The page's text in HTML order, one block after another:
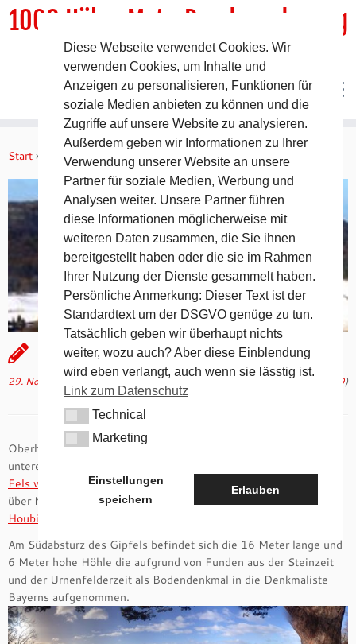
Inhalt
1000 HöhenMeterRundwanderweg
DER Rundwanderweg um Pommelsbrunn
Start » Geographisches » Hohler Fels von Happurg
Hohler Fels von Happurg
29. November 2015 Geographisches 31. Juli 2019)
Oberhalb vonHappurg , in Richtung
unterem Staubecken, findet man eine Karsthöhle – der
Fels von Happurg. Die nach Süden offene Höhle liegt auf 546 m
über NN und ist ein Teil der ehemaligenkeltischen Wehranlage
Houbirg
Am Südabsturz des Gipfels befindet sich die 16 Meter lange und
6 Meter hohe Höhle die aufgrund von Funden aus der Steinzeit
und der Urnenfelderzeit als Bodendenkmal in die Denkmaliste
Bayerns aufgenommen.
Diese Webseite verwendet Cookies. Wir
verwenden Cookies, um Inhalte und
Anzeigen zu personalisieren, Funktionen für
soziale Medien anbieten zu können und die
Zugriffe auf unsere Website zu analysieren.
Außerdem geben wir Informationen zu Ihrer
Verwendung unserer Website an unsere
Partner für soziale Medien, Werbung und
Analysen weiter. Unsere Partner führen
diese Informationen möglicherweise mit
weiteren Daten zusammen, die Sie ihnen
bereitgestellt haben oder die sie im Rahmen
Ihrer Nutzung der Dienste gesammelt haben.
Persönliche Anmerkung: Dieser Text ist der
Standardtext um der DSGVO genüge zu tun.
Tatsächlich geben wir überhaupt nichts
weiter, wozu auch? Aber diese Einblendung
wird eben verlangt, auch wenn sie lässtig ist.
Link zum Datenschutz
TechnicalTechnical
MarketingMarketing
Einstellungen
speichern
Erlauben